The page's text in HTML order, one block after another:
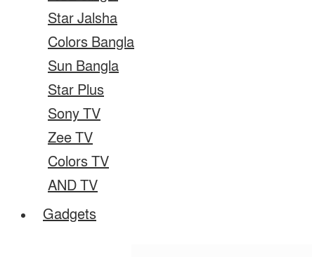
Star Jalsha
Colors Bangla
Sun Bangla
Star Plus
Sony TV
Zee TV
Colors TV
AND TV
Gadgets